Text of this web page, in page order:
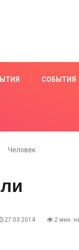
СОБЫТИЯ
Человек
27.03.2014 2 мин.